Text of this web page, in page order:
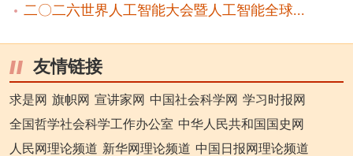
二〇二六世界人工智能大会暨人工智能全球...
友情链接
求是网 旗帜网 宣讲家网 中国社会科学网 学习时报网
全国哲学社会科学工作办公室 中华人民共和国国史网
人民网理论频道 新华网理论频道 中国日报网理论频道